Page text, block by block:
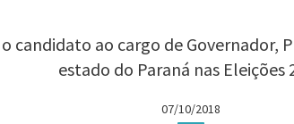
candidato ao cargo de Governador,
estado do Paraná nas Eleições
07/10/2018